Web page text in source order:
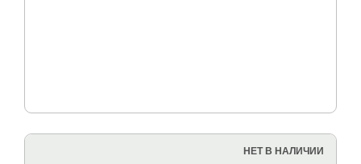
НЕТ В НАЛИЧИИ